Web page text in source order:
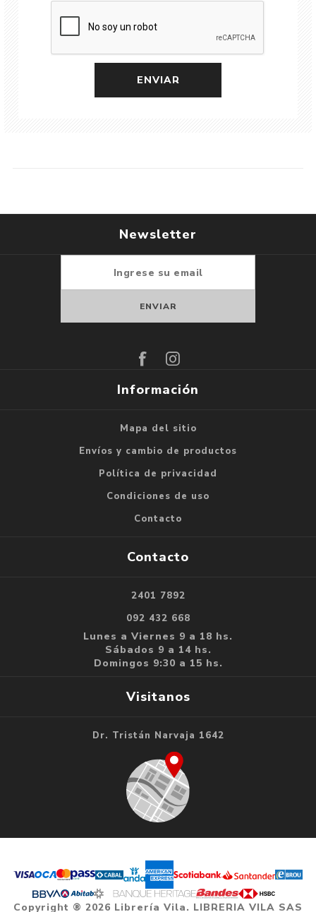
Newsletter
Información
Mapa del sitio
Envíos y cambio de productos
Política de privacidad
Condiciones de uso
Contacto
Contacto
2401 7892
092 432 668
Lunes a Viernes 9 a 18 hs.
Sábados 9 a 14 hs.
Domingos 9:30 a 15 hs.
Visitanos
Dr. Tristán Narvaja 1642
Copyright ® 2026 Librería Vila. LIBRERIA VILA SAS